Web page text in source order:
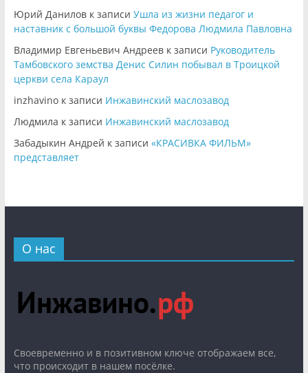
Юрий Даниловк записи Ушла из жизни педагог и
наставник с большой буквы Федорова Людмила Павловна
Владимир Евгеньевич Андреевк записи Руководитель
Тамбовского земства Денис Силин побывал в Троицкой
церкви села Караул
inzhavinoк записи Инжавинский маслозавод
Людмила к записи Инжавинский маслозавод
Забадыкин Андрей к записи «КРАСИВКА ФИЛЬМ»
представляет
О нас
Cвоевременно и в позитивном ключе отображаем все,
что происходит в нашем посёлке.